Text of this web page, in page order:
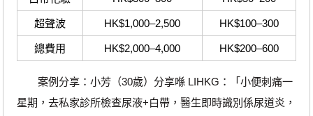
超聲波 HK$1,000–2,500 HK$100–300
總費用 HK$2,000–4,000 HK$200–600
案例分享：小芳（30歲）分享喺 LIHKG：「小便刺痛一
星期，去私家診所檢查尿液+白帶，醫生即時識別係尿道炎，